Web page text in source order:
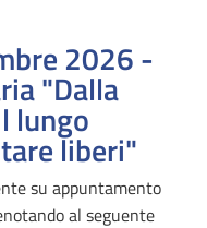
2026 -
"Dalla
lungo
liberi"
su appuntamento
al seguente